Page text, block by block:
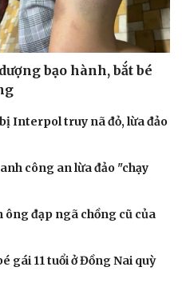
Câu chuyện thời sự
bạo hành, bắt bé
Interpol truy nã đỏ, lừa đảo
công an lừa đảo "chạy
đạp ngã chồng cũ của
gái 11 tuổi ở Đồng Nai quỳ